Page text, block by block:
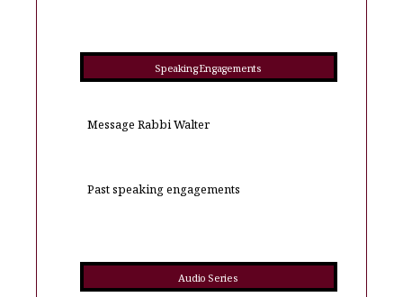
Speaking Engagements
Message Rabbi Walter
Past speaking engagements
Audio Series